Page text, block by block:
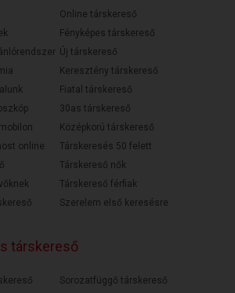
online
Online társkereső
Fényképes társkereső
Új társkereső
Keresztény társkereső
Fiatal társkereső
30as társkereső
Középkorú társkereső
Társkeresés 50 felett
Társkereső nők
Társkereső férfiak
Szerelem első keresésre
társkereső
Sorozatfüggő társkereső